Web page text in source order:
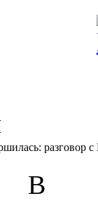
разговор
В